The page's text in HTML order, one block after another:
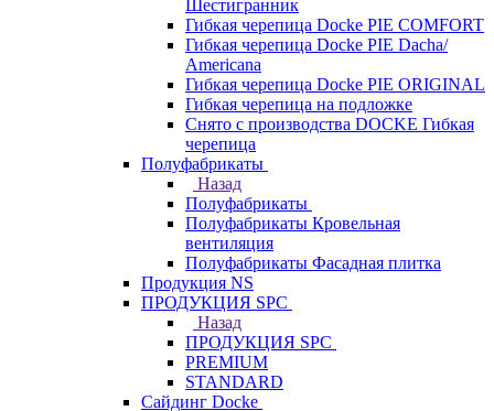
Шестигранник
Гибкая черепица Docke PIE COMFORT
Гибкая черепица Docke PIE Dacha/
Americana
Гибкая черепица Docke PIE ОRIGINАL
Гибкая черепица на подложке
Снято с производства DOCKE Гибкая
черепица
Полуфабрикаты
Назад
Полуфабрикаты
Полуфабрикаты Кровельная
вентиляция
Полуфабрикаты Фасадная плитка
Продукция NS
ПРОДУКЦИЯ SPC
Назад
ПРОДУКЦИЯ SPC
PREMIUM
STANDARD
Сайдинг Docke